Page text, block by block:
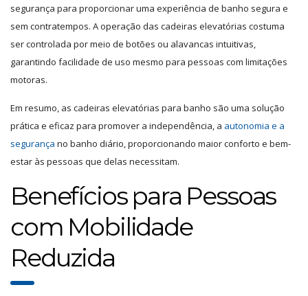
segurança para proporcionar uma experiência de banho segura e
sem contratempos. A operação das cadeiras elevatórias costuma
ser controlada por meio de botões ou alavancas intuitivas,
garantindo facilidade de uso mesmo para pessoas com limitações
motoras.
Em resumo, as cadeiras elevatórias para banho são uma solução
prática e eficaz para promover a independência, a autonomia e a
segurança no banho diário, proporcionando maior conforto e bem-
estar às pessoas que delas necessitam.
Benefícios para Pessoas
com Mobilidade
Reduzida